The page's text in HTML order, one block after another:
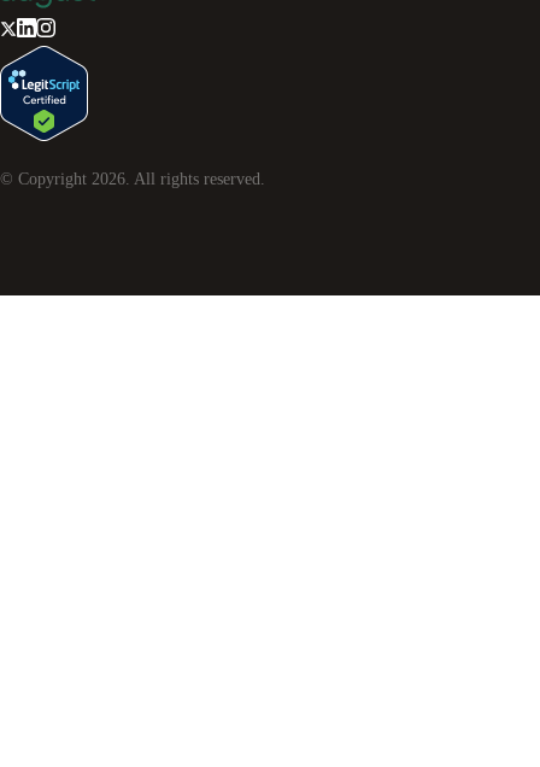
© Copyright 2026 . All rights reserved.